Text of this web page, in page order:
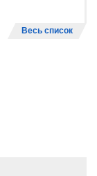
Весь список